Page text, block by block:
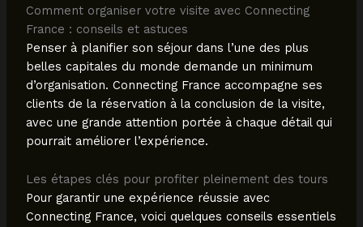
Comment organiser votre visite avec Connecting
France : conseils et astuces
Penser à planifier son séjour dans l’une des plus
belles capitales du monde demande un minimum
d’organisation. Connecting France accompagne ses
clients de la réservation à la conclusion de la visite,
avec une grande attention portée à chaque détail qui
pourrait améliorer l’expérience.
Les étapes clés pour profiter pleinement des tours
Pour garantir une expérience réussie avec
Connecting France, voici quelques conseils essentiels